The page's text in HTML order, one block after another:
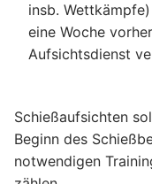
insb.
eine Woche
Aufsichtsdienst
Schießaufsichten
Beginn des
notwendigen